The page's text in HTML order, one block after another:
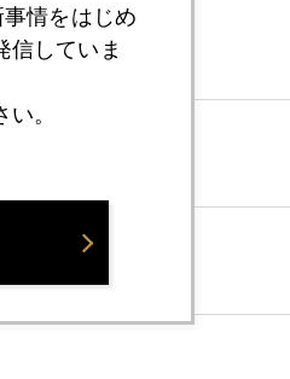
情をはじめ
信していま
。